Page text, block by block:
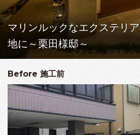
マリンルックなエクステリ
地に～栗田様邸～
Before 施工前